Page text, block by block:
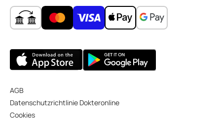
AGB
Datenschutzrichtlinie Dokteronline
Cookies